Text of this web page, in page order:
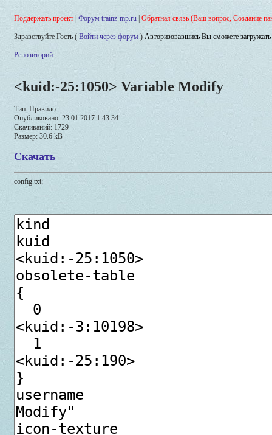
Поддержать проект Форум trainz-mp.ru Обратная связь (Ваш вопрос, Создание
Здравствуйте Гость ( Войти через форум ) Авторизовавшись Вы сможете
Репозиторий
<kuid:-25:1050> Variable Modify
Тип: Правило
Опубликовано: 23.01.2017 1:43:34
Скачиваний: 1729
Размер: 30.6 kB
Скачать
config.txt: